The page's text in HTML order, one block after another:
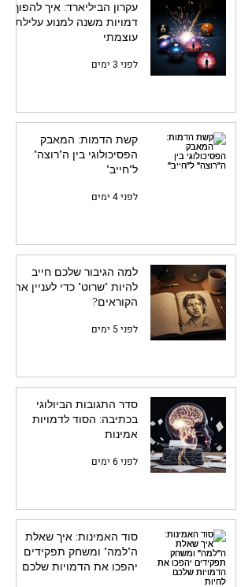
עקרון הביליארד: איך להפוך
דמויות משנה למנוע עלילתי
עוצמתי
לפני 3 ימים
קשת הדמות: המאבק
הפסיכולוגי בין ה"רוצה"
ל"חייב"
לפני 4 ימים
למה הגיבור שלכם חייב
להיות "שרוט" כדי לעניין את
הקוראים?
לפני 5 ימים
סדר התגובות הביולוגי
בכתיבה: הסוד לדמויות
אמינות
לפני 6 ימים
סוד האמינות: איך שאלת
ה"למה" ומשחק תפקידים
יהפכו את הדמויות שלכם